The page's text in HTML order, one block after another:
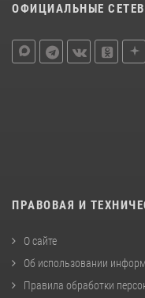
ОФИЦИАЛЬНЫЕ
ПРАВОВАЯ И
О сайте
Об использовании
Правила обработки